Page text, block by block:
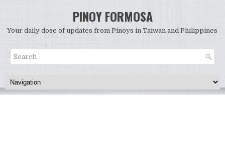
PINOY FORMOSA
Your daily dose of updates from Pinoys in Taiwan and Philippines